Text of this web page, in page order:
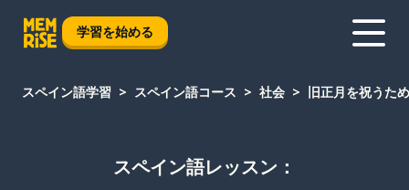
学習を始める
スペイン語学習 スペイン語コース 社会 旧正月を祝うた
スペイン語レッスン：